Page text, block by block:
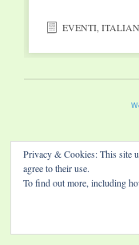
EVENTI,
Privacy & Cookies: This site
agree to their use.
To find out more, including